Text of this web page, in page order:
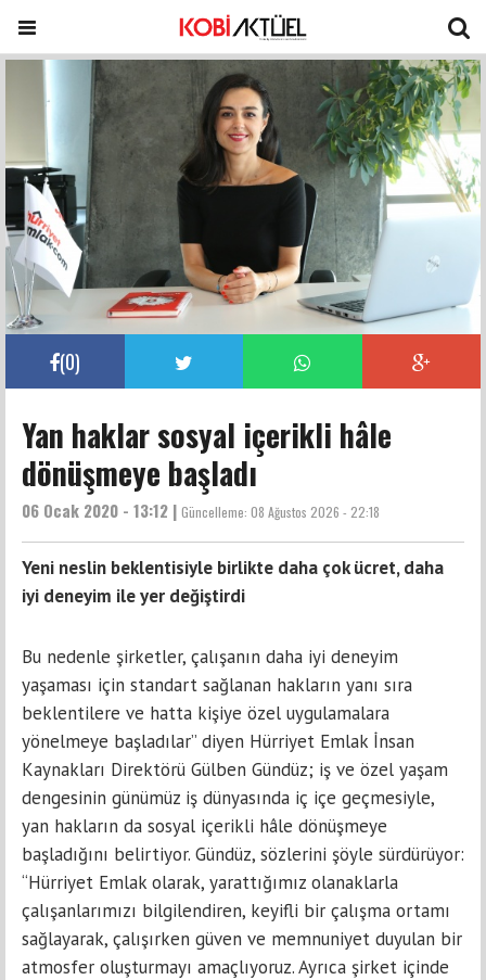
(0)
Yan haklar sosyal içerikli hâle
dönüşmeye başladı
06 Ocak 2020 - 13:12 | Güncelleme: 08 Ağustos 2026 - 22:18
Yeni neslin beklentisiyle birlikte daha çok ücret, daha
iyi deneyim ile yer değiştirdi
Bu nedenle şirketler, çalışanın daha iyi deneyim
yaşaması için standart sağlanan hakların yanı sıra
beklentilere ve hatta kişiye özel uygulamalara
yönelmeye başladılar” diyen Hürriyet Emlak İnsan
Kaynakları Direktörü Gülben Gündüz; iş ve özel yaşam
dengesinin günümüz iş dünyasında iç içe geçmesiyle,
yan hakların da sosyal içerikli hâle dönüşmeye
başladığını belirtiyor. Gündüz, sözlerini şöyle sürdürüyor:
“Hürriyet Emlak olarak, yarattığımız olanaklarla
çalışanlarımızı bilgilendiren, keyifli bir çalışma ortamı
sağlayarak, çalışırken güven ve memnuniyet duyulan bir
atmosfer oluşturmayı amaçlıyoruz. Ayrıca şirket içinde